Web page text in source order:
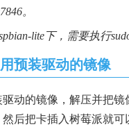
。
lite下，需要执行
预装驱动的镜像
动的镜像，解压并把
后把卡插入树莓派就可